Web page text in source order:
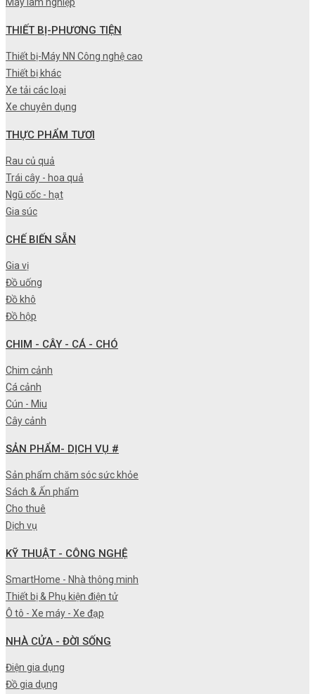
THIẾT BỊ-PHƯƠNG TIỆN
Thiết bị-Máy NN Công nghệ cao
Thiết bị khác
Xe tải các loại
Xe chuyên dụng
THỰC PHẨM TƯƠI
Rau củ quả
Trái cây - hoa quả
Ngũ cốc - hạt
Gia súc
CHẾ BIẾN SẴN
Gia vị
Đồ uống
Đồ khô
Đồ hộp
CHIM - CÂY - CÁ - CHÓ
Chim cảnh
Cá cảnh
Cún - Miu
Cây cảnh
SẢN PHẨM- DỊCH VỤ #
Sản phẩm chăm sóc sức khỏe
Sách & Ấn phẩm
Cho thuê
Dịch vụ
KỸ THUẬT - CÔNG NGHỆ
SmartHome - Nhà thông minh
Thiết bị & Phụ kiện điện tử
Ô tô - Xe máy - Xe đạp
NHÀ CỬA - ĐỜI SỐNG
Điện gia dụng
Đồ gia dụng